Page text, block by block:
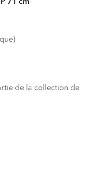
de la collection de